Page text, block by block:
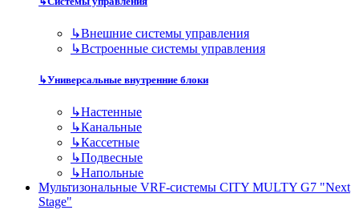
↳Внешние системы управления
↳Встроенные системы управления
↳Универсальные внутренние блоки
↳Настенные
↳Канальные
↳Кассетные
↳Подвесные
↳Напольные
Мультизональные VRF-системы CITY MULTY G7 "Next
Stage"